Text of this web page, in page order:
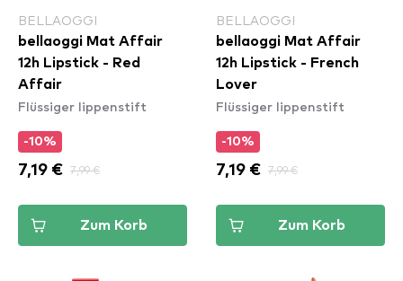
BELLAOGGI
bellaoggi Mat Affair
12h Lipstick - Red
Affair
Flüssiger lippenstift
-10%
7,19 € 7,99 €
Zum Korb
BELLAOGGI
bellaoggi Mat Affair
12h Lipstick - French
Lover
Flüssiger lippenstift
-10%
7,19 € 7,99 €
Zum Korb